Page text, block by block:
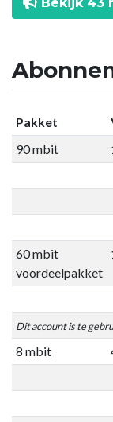
Pakket
90 mbit
60 mbit
voordeelpakket
Dit account is te
8 mbit